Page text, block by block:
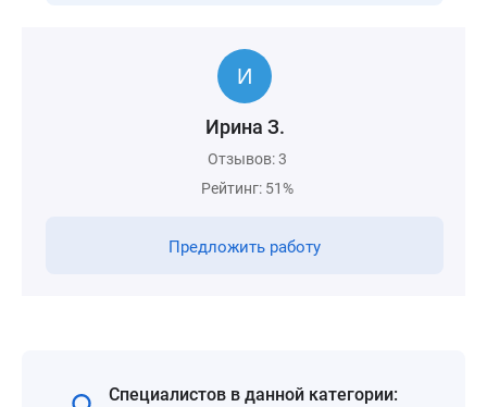
Ирина З.
Отзывов: 3
Рейтинг: 51%
Предложить работу
Специалистов в данной категории: